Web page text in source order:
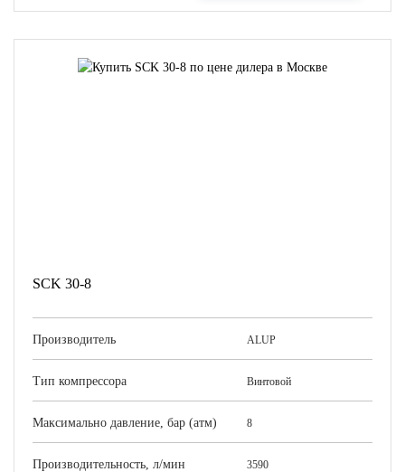
SCK 30-8
Производитель ALUP
Тип компрессора Винтовой
Максимально давление, бар (атм) 8
Производительность, л/мин 3590